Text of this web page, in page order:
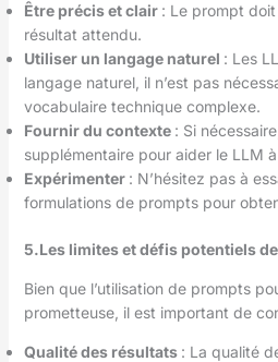
Être précis et clair : Le prompt
résultat attendu.
Utiliser un langage naturel : Les
langage naturel, il n’est pas
vocabulaire technique complexe.
Fournir du contexte : Si
supplémentaire pour aider le LLM
Expérimenter : N’hésitez pas à
formulations de prompts pour
5.Les limites et défis potentiels
Bien que l’utilisation de prompts
prometteuse, il est important de
Qualité des résultats : La qualité